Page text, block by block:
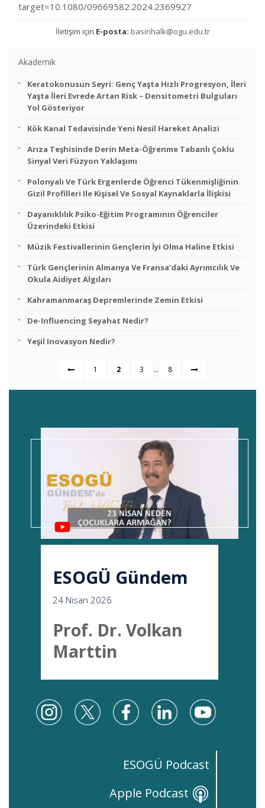
target=10.1080/09669582.2024.2369927
İletişim için E-posta: basinhalk@ogu.edu.tr
Akademik
Keratokonusun Seyri: Genç Yaşta Hızlı Progresyon, İleri
Yaşta İleri Evrede Artan Risk – Densitometri Bulguları
Yol Gösteriyor
Kök Kanal Tedavisinde Yeni Nesil Hareket Analizi
Arıza Teşhisinde Derin Meta-Öğrenme Tabanlı Çoklu
Sinyal Veri Füzyon Yaklaşımı
Polonyalı Ve Türk Ergenlerde Öğrenci Tükenmişliğinin
Gizil Profilleri Ile Kişisel Ve Sosyal Kaynaklarla İlişkisi
Dayanıklılık Psiko-Eğitim Programının Öğrenciler
Üzerindeki Etkisi
Müzik Festivallerinin Gençlerin İyi Olma Haline Etkisi
Türk Gençlerinin Almanya Ve Fransa’daki Ayrımcılık Ve
Okula Aidiyet Algıları
Kahramanmaraş Depremlerinde Zemin Etkisi
De-Influencing Seyahat Nedir?
Yeşil Inovasyon Nedir?
1 2 3 ... 8
ESOGÜ Gündem
24 Nisan 2026
Prof. Dr. Volkan
Marttin
ESOGÜ Podcast
Apple Podcast